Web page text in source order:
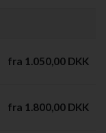
fra 1.050,00 DKK
fra 1.800,00 DKK